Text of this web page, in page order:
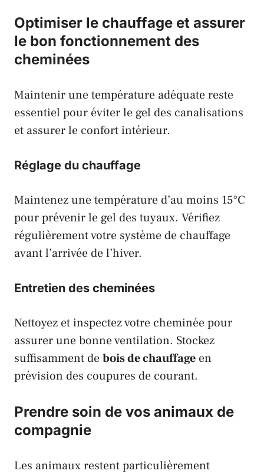
Optimiser le chauffage et assurer
le bon fonctionnement des
cheminées
Maintenir une température adéquate reste
essentiel pour éviter le gel des canalisations
et assurer le confort intérieur.
Réglage du chauffage
Maintenez une température d’au moins 15°C
pour prévenir le gel des tuyaux. Vérifiez
régulièrement votre système de chauffage
avant l’arrivée de l’hiver.
Entretien des cheminées
Nettoyez et inspectez votre cheminée pour
assurer une bonne ventilation. Stockez
suffisamment debois de chauffage en
prévision des coupures de courant.
Prendre soin de vos animaux de
compagnie
Les animaux restent particulièrement